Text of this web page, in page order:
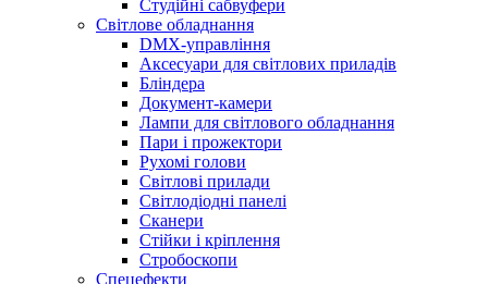
Студійні сабвуфери
Світлове обладнання
DMX-управління
Аксесуари для світлових приладів
Бліндера
Документ-камери
Лампи для світлового обладнання
Пари і прожектори
Рухомі голови
Світлові прилади
Світлодіодні панелі
Сканери
Стійки і кріплення
Стробоскопи
Спецефекти